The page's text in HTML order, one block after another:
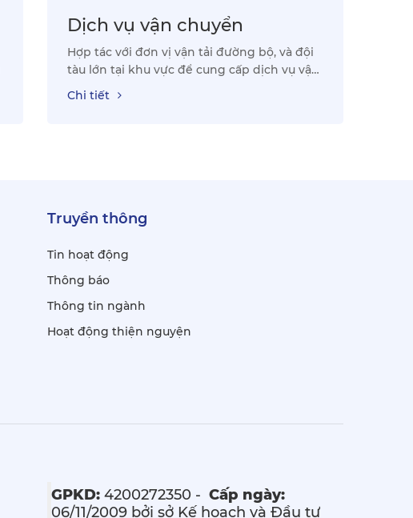
Dịch vụ vận chuyển
Hợp tác với đơn vị vận tải đường bộ, và đội
tàu lớn tại khu vực để cung cấp dịch vụ vận
tải chuyên tuyến từ các mỏ đá về cảng, từ
Chi tiết
Truyền thông
Tin hoạt động
Thông báo
Thông tin ngành
Hoạt động thiện nguyện
GPKD:4200272350 - Cấp ngày:
06/11/2009 bởi sở Kế hoạch và Đầu tư